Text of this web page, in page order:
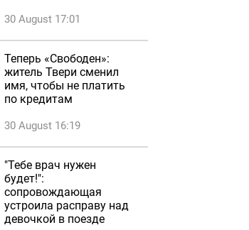
30 August 17:01
Теперь «Свободен»:
житель Твери сменил
имя, чтобы не платить
по кредитам
30 August 16:19
"Тебе врач нужен
будет!":
сопровождающая
устроила расправу над
девочкой в поезде